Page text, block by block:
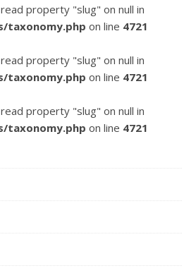
property "slug" on null in
taxonomy.php on line 4721
property "slug" on null in
taxonomy.php on line 4721
property "slug" on null in
taxonomy.php on line 4721